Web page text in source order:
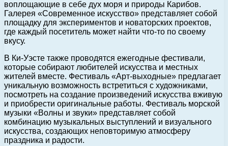
воплощающие в себе дух моря и природы Карибов.
Галерея «Современное искусство» представляет собой
площадку для экспериментов и новаторских проектов,
где каждый посетитель может найти что-то по своему
вкусу.
В Ки-Уэсте также проводятся ежегодные фестивали,
которые собирают любителей искусства и местных
жителей вместе. Фестиваль «Арт-выходные» предлагает
уникальную возможность встретиться с художниками,
посмотреть на создание произведений искусства вживую
и приобрести оригинальные работы. Фестиваль морской
музыки «Волны и звуки» представляет собой
комбинацию музыкальных выступлений и визуального
искусства, создающих неповторимую атмосферу
праздника и радости.